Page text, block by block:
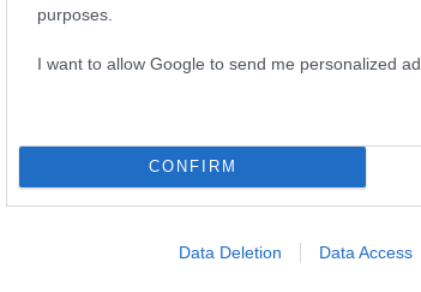
purposes.
I want to allow Google to send me personalized
CONFIRM
Data Deletion Data Access
Ακολουθήστε το Νewsit.gr στοGoogle News